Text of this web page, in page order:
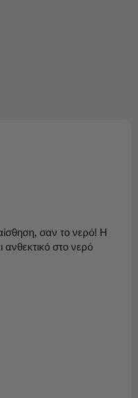
σαν το νερό! Η
στο νερό